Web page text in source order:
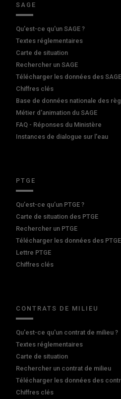
SAGE
Qu'est-ce qu'un SAGE ?
Textes réglementaires
Carte de situation
Rechercher un SAGE
Télécharger les données des SAGE
Chiffres clés
Base de données nationale des
Métier d'animation du SAGE
FAQ - Réponses du Ministère
Instances de dialogue sur l'eau
PTGE
Qu’est-ce qu’un PTGE ?
Carte de situation des PTGE
Rechercher un PTGE
Télécharger les données des PTGE
Lettre PTGE
Chiffres clés
CONTRATS DE MILIEU
Qu'est-ce qu'un contrat de milieu ?
Textes réglementaires
Carte de situation
Rechercher un contrat de milieu
Télécharger les données des
Chiffres clés